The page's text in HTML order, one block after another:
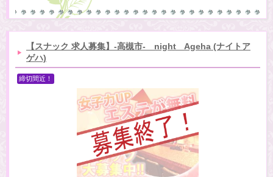
【スナック 求人募集】-高槻市- night Ageha (ナイトア
ゲハ)
締切間近！